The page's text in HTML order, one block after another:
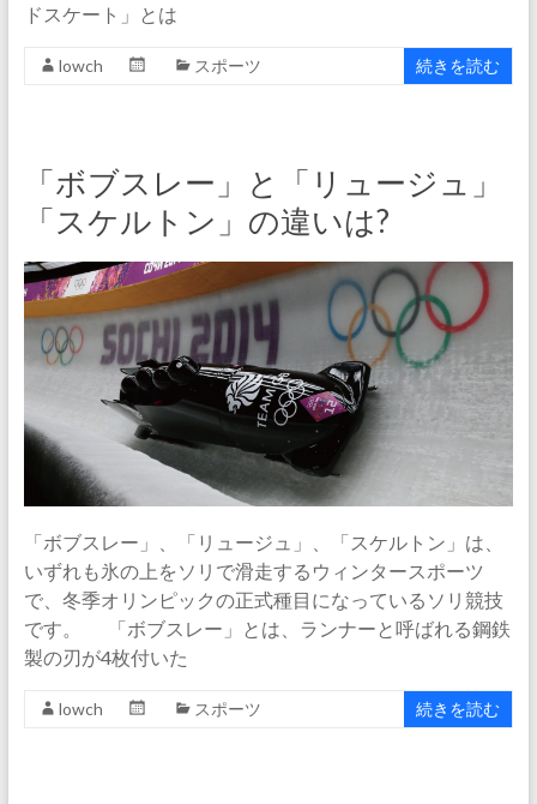
ドスケート」とは
lowch スポーツ 続きを読む
「ボブスレー」と「リュージュ」
「スケルトン」の違いは?
「ボブスレー」、「リュージュ」、「スケルトン」は、
いずれも氷の上をソリで滑走するウィンタースポーツ
で、冬季オリンピックの正式種目になっているソリ競技
です。 「ボブスレー」とは、ランナーと呼ばれる鋼鉄
製の刃が4枚付いた
lowch スポーツ 続きを読む